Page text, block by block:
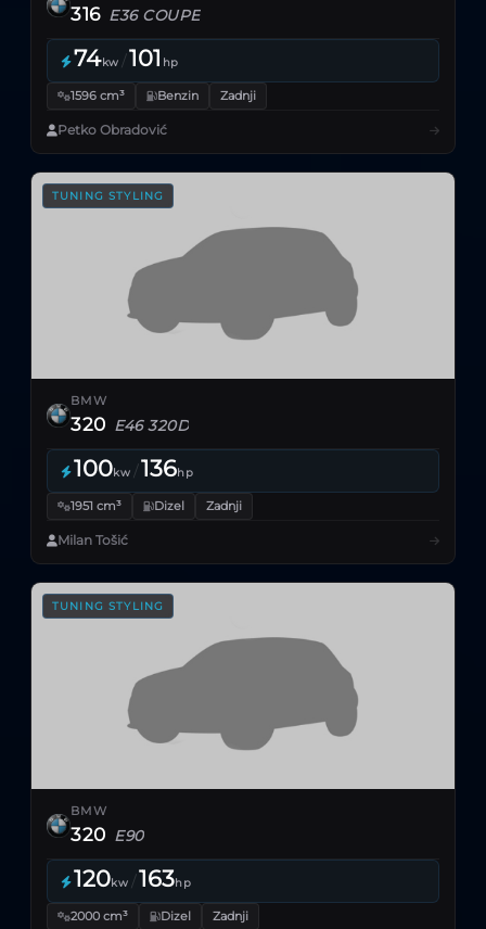
316 E36 COUPE
74kw /101 hp
1596 cm³ Benzin Zadnji
Petko Obradović
TUNING STYLING
BMW
320 E46 320D
100kw /136hp
1951 cm³ Dizel Zadnji
Milan Tošić
TUNING STYLING
BMW
320 E90
120kw /163hp
2000 cm³ Dizel Zadnji